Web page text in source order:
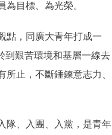
目標、為光榮。
，同廣大青年打成一
到艱苦環境和基層一線去
止，不斷錘鍊意志力、
、入團、入黨，是青年